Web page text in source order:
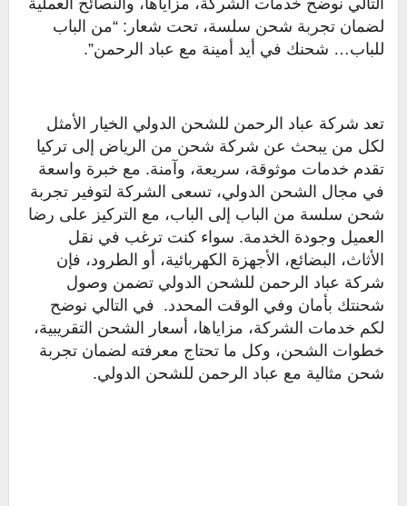
التالي نوضح خدمات الشركة، مزاياها، والنصائح العملية
لضمان تجربة شحن سلسة، تحت شعار: “من الباب
للباب… شحنك في أيد أمينة مع عباد الرحمن”.
تعد شركة عباد الرحمن للشحن الدولي الخيار الأمثل
لكل من يبحث عن شركة شحن من الرياض إلى تركيا
تقدم خدمات موثوقة، سريعة، وآمنة. مع خبرة واسعة
في مجال الشحن الدولي، تسعى الشركة لتوفير تجربة
شحن سلسة من الباب إلى الباب، مع التركيز على رضا
العميل وجودة الخدمة. سواء كنت ترغب في نقل
الأثاث، البضائع، الأجهزة الكهربائية، أو الطرود، فإن
شركة عباد الرحمن للشحن الدولي تضمن وصول
شحنتك بأمان وفي الوقت المحدد. في التالي نوضح
لكم خدمات الشركة، مزاياها، أسعار الشحن التقريبية،
خطوات الشحن، وكل ما تحتاج معرفته لضمان تجربة
شحن مثالية مع عباد الرحمن للشحن الدولي.